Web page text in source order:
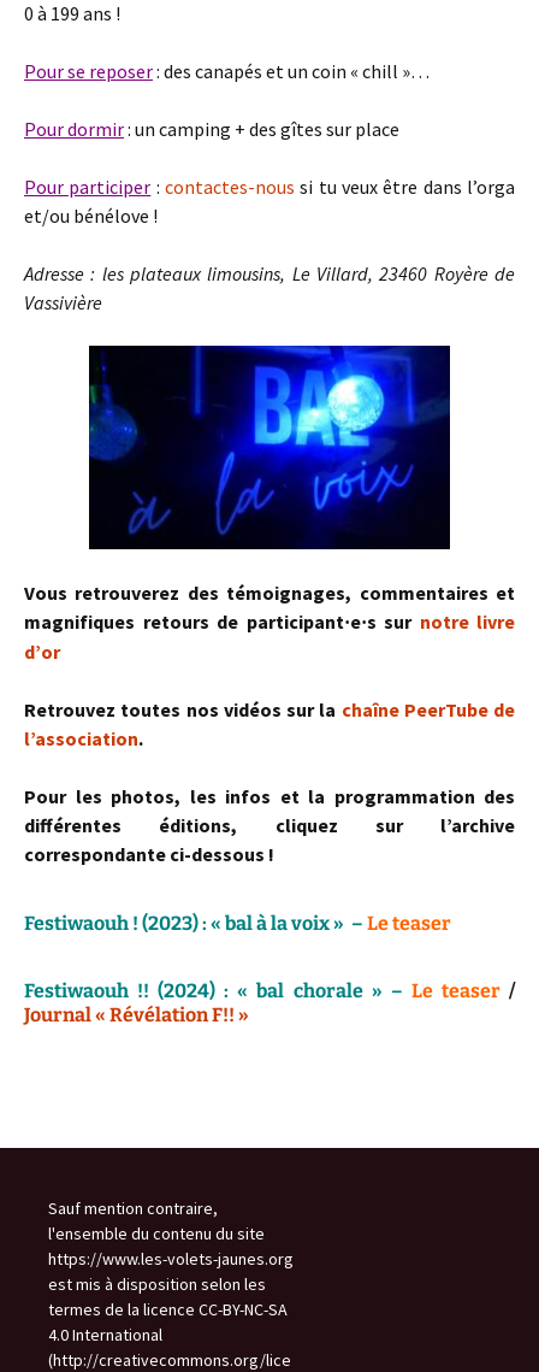
0 à 199 ans !
Pour se reposer: des canapés et un coin « chill »…
Pour dormir: un camping + des gîtes sur place
Pour participer :contactes-nous si tu veux être dans l’orga
et/ou bénélove !
Adresse : les plateaux limousins, Le Villard, 23460 Royère de
Vassivière
Vous retrouverez des témoignages, commentaires et
magnifiques retours de participant·e·s sur notre livre
d’or
Retrouvez toutes nos vidéos sur la chaîne PeerTube de
l’association.
Pour les photos, les infos et la programmation des
différentes éditions, cliquez sur l’archive
correspondante ci-dessous !
Festiwaouh ! (2023) : « bal à la voix » – Le teaser
Festiwaouh !! (2024) : « bal chorale » – Le teaser/
Journal « Révélation F!! »
Sauf mention contraire,
l'ensemble du contenu du site
https://www.les-volets-jaunes.org
est mis à disposition selon les
termes de la licence CC-BY-NC-SA
4.0 International
(http://creativecommons.org/lice